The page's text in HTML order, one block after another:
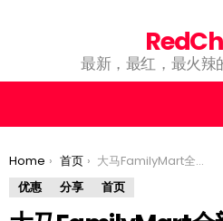
最新，最红，最火辣
You are here:
Home 首页
大马FamilyMart全新推出桶装雪糕！售价RM7.90起！共有2种口味可选！
优惠
分享 首页